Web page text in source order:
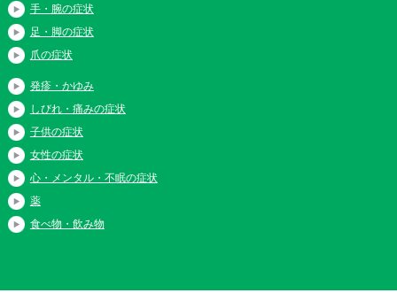
手・腕の症状
足・脚の症状
爪の症状
発疹・かゆみ
しびれ・痛みの症状
子供の症状
女性の症状
心・メンタル・不眠の症状
薬
食べ物・飲み物